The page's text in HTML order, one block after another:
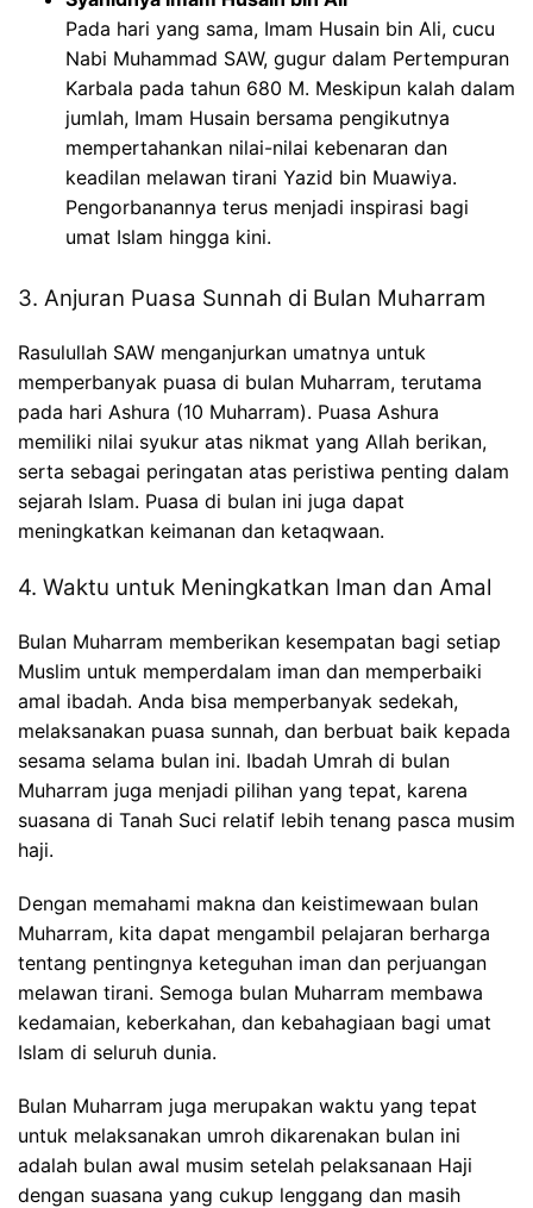
Pada hari yang sama, Imam Husain bin Ali, cucu
Nabi Muhammad SAW, gugur dalam Pertempuran
Karbala pada tahun 680 M. Meskipun kalah dalam
jumlah, Imam Husain bersama pengikutnya
mempertahankan nilai-nilai kebenaran dan
keadilan melawan tirani Yazid bin Muawiya.
Pengorbanannya terus menjadi inspirasi bagi
umat Islam hingga kini.
3. Anjuran Puasa Sunnah di Bulan Muharram
Rasulullah SAW menganjurkan umatnya untuk
memperbanyak puasa di bulan Muharram, terutama
pada hari Ashura (10 Muharram). Puasa Ashura
memiliki nilai syukur atas nikmat yang Allah berikan,
serta sebagai peringatan atas peristiwa penting dalam
sejarah Islam. Puasa di bulan ini juga dapat
meningkatkan keimanan dan ketaqwaan.
4. Waktu untuk Meningkatkan Iman dan Amal
Bulan Muharram memberikan kesempatan bagi setiap
Muslim untuk memperdalam iman dan memperbaiki
amal ibadah. Anda bisa memperbanyak sedekah,
melaksanakan puasa sunnah, dan berbuat baik kepada
sesama selama bulan ini. Ibadah Umrah di bulan
Muharram juga menjadi pilihan yang tepat, karena
suasana di Tanah Suci relatif lebih tenang pasca musim
haji.
Dengan memahami makna dan keistimewaan bulan
Muharram, kita dapat mengambil pelajaran berharga
tentang pentingnya keteguhan iman dan perjuangan
melawan tirani. Semoga bulan Muharram membawa
kedamaian, keberkahan, dan kebahagiaan bagi umat
Islam di seluruh dunia.
Bulan Muharram juga merupakan waktu yang tepat
untuk melaksanakan umroh dikarenakan bulan ini
adalah bulan awal musim setelah pelaksanaan Haji
dengan suasana yang cukup lenggang dan masih